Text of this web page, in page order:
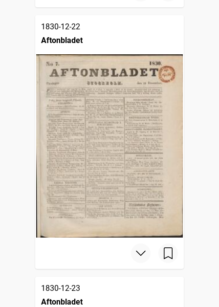
1830-12-22
Aftonbladet
1830-12-23
Aftonbladet